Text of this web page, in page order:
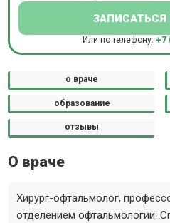
ЗАПИСАТЬСЯ
Или по телефону: +7
о враче
образование
отзывы
О враче
Хирург-офтальмолог,
отделением офтальмологии.